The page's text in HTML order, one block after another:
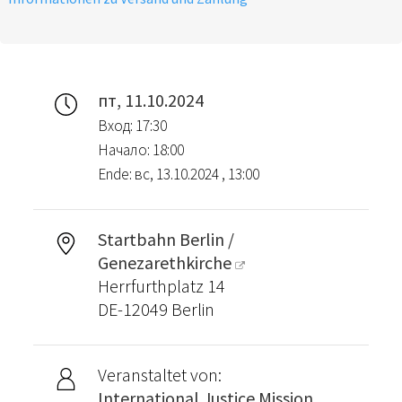
пт, 11.10.2024
Вход: 17:30
Начало: 18:00
Ende: вс, 13.10.2024 , 13:00
Startbahn Berlin /
Genezarethkirche
Herrfurthplatz 14
DE-12049 Berlin
Veranstaltet von: